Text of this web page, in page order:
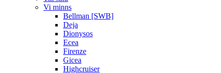
Vi minns
Bellman [SWB]
Deja
Dionysos
Ecea
Firenze
Gicea
Highcruiser